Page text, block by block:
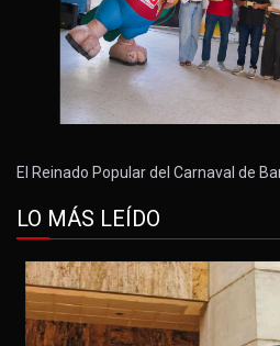
El Reinado Popular del Carnaval de
LO MÁS LEÍDO